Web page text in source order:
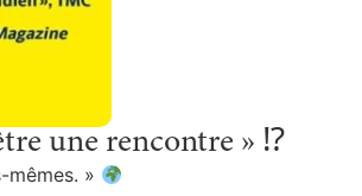
une rencontre » ⁉
mêmes. »